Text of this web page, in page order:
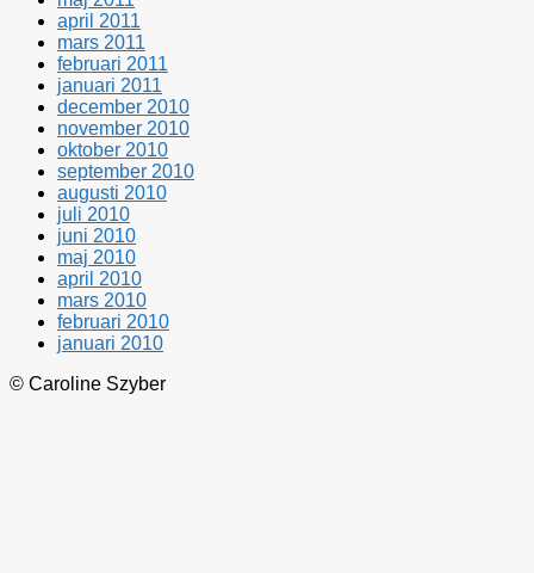
april 2011
mars 2011
februari 2011
januari 2011
december 2010
november 2010
oktober 2010
september 2010
augusti 2010
juli 2010
juni 2010
maj 2010
april 2010
mars 2010
februari 2010
januari 2010
© Caroline Szyber